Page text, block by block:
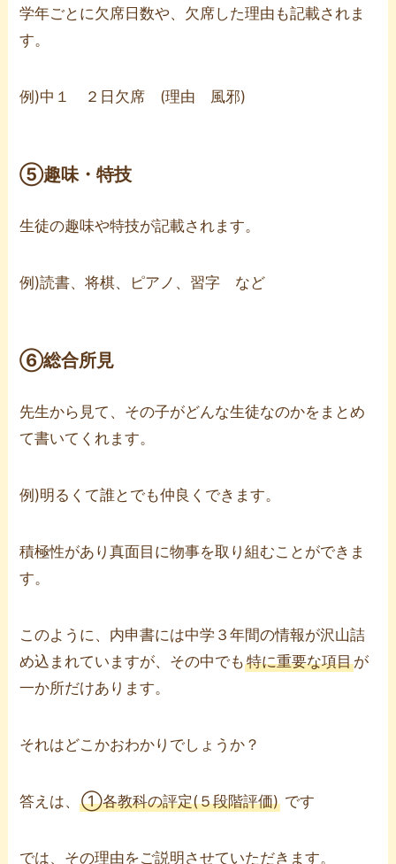
学年ごとに欠席日数や、欠席した理由も記載されま
す。
例)中１ ２日欠席 (理由 風邪)
⑤趣味・特技
生徒の趣味や特技が記載されます。
例)読書、将棋、ピアノ、習字 など
⑥総合所見
先生から見て、その子がどんな生徒なのかをまとめ
て書いてくれます。
例)明るくて誰とでも仲良くできます。
積極性があり真面目に物事を取り組むことができま
す。
このように、内申書には中学３年間の情報が沢山詰
め込まれていますが、その中でも特に重要な項目が
一か所だけあります。
それはどこかおわかりでしょうか？
答えは、①各教科の評定(５段階評価) です
では、その理由をご説明させていただきます。